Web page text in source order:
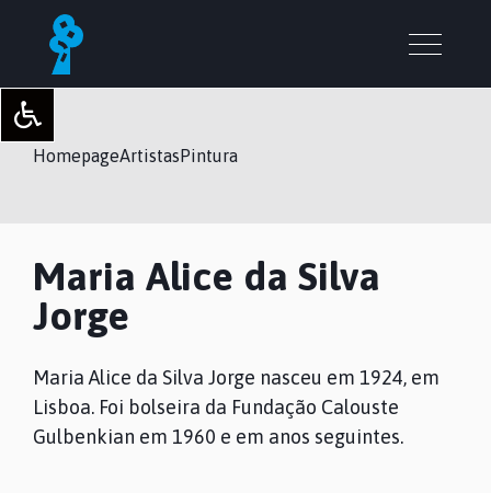
HomepageArtistasPintura
Maria Alice da Silva
Jorge
Maria Alice da Silva Jorge nasceu em 1924, em
Lisboa. Foi bolseira da Fundação Calouste
Gulbenkian em 1960 e em anos seguintes.